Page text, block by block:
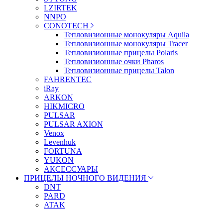
LZIRTEK
NNPO
CONOTECH
Тепловизионные монокуляры Aquila
Тепловизионные монокуляры Tracer
Тепловизионные прицелы Polaris
Тепловизионные очки Pharos
Тепловизионные прицелы Talon
FAHRENTEC
iRay
ARKON
HIKMICRO
PULSAR
PULSAR AXION
Venox
Levenhuk
FORTUNA
YUKON
АКСЕССУАРЫ
ПРИЦЕЛЫ НОЧНОГО ВИДЕНИЯ
DNT
PARD
ATAK